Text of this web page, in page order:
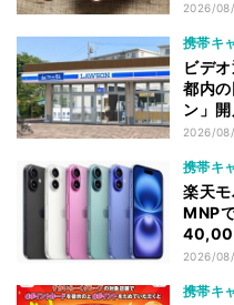
2026/
携帯キ
ビデ
都内
ン」
2026/
携帯キ
楽天
MNP
2026/
携帯キ